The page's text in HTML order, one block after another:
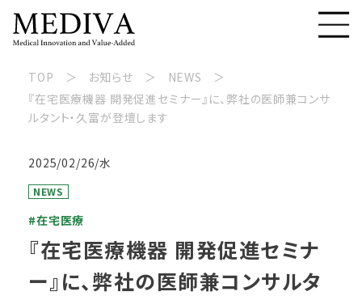
TOP お知らせ
NEWS
『在宅医療機器 開発促進セミナー』に、弊社の医師兼コンサ
ルタント・久富が登壇します
2025/02/26/水
NEWS
#在宅医療
『在宅医療機器 開発促進セミナ
ー』に、弊社の医師兼コンサルタ